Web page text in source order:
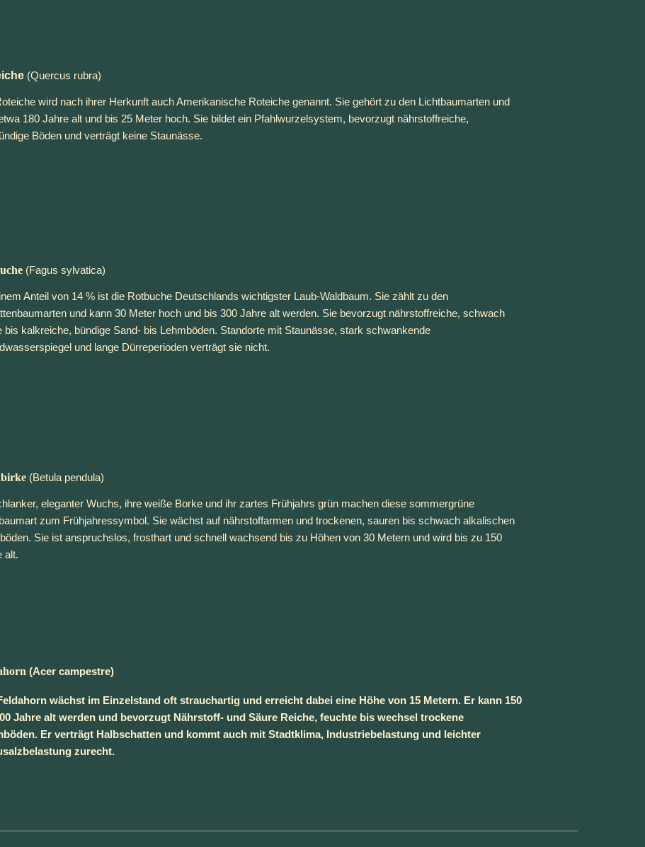
(Quercus rubra)
wird nach ihrer Herkunft auch Amerikanische Roteiche genannt. Sie gehört zu den Lichtbaumarten und
180 Jahre alt und bis 25 Meter hoch. Sie bildet ein Pfahlwurzelsystem, bevorzugt nährstoffreiche,
Böden und verträgt keine Staunässe.
(Fagus sylvatica)
Anteil von 14 % ist die Rotbuche Deutschlands wichtigster Laub-Waldbaum. Sie zählt zu den
und kann 30 Meter hoch und bis 300 Jahre alt werden. Sie bevorzugt nährstoffreiche, schwach
bis kalkreiche, bündige Sand- bis Lehmböden. Standorte mit Staunässe, stark schwankende
und lange Dürreperioden verträgt sie nicht.
(Betula pendula)
eleganter Wuchs, ihre weiße Borke und ihr zartes Frühjahrs grün machen diese sommergrüne
zum Frühjahressymbol. Sie wächst auf nährstoffarmen und trockenen, sauren bis schwach alkalischen
Sie ist anspruchslos, frosthart und schnell wachsend bis zu Höhen von 30 Metern und wird bis zu 150
alt.
(Acer campestre)
wächst im Einzelstand oft strauchartig und erreicht dabei eine Höhe von 15 Metern. Er kann 150
Jahre alt werden und bevorzugt Nährstoff- und Säure Reiche, feuchte bis wechsel trockene
Er verträgt Halbschatten und kommt auch mit Stadtklima, Industriebelastung und leichter
zurecht.